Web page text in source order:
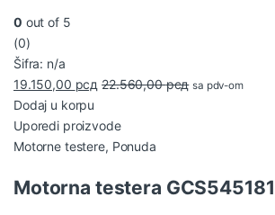
0 out of 5
(0)
Šifra: n/a
19.150,00 рсд 22.560,00рсд sa pdv-om
Dodaj u korpu
Uporedi proizvode
Motorne testere, Ponuda
Motorna testera